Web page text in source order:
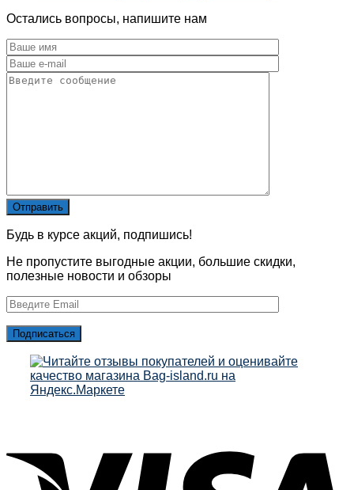
Остались вопросы, напишите нам
Будь в курсе акций, подпишись!
Не пропустите выгодные акции, большие скидки,
полезные новости и обзоры